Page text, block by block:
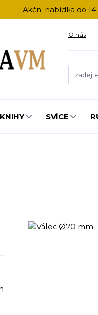
Akční nabídka do
O nás
KNIHY SVÍCE